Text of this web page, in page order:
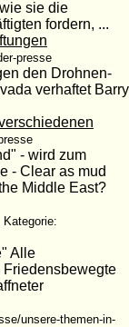
sie die
fordern, ...
presse
den Drohnen-
verhaftet Barry
- wird zum
- Clear as mud
Middle East?
Kategorie:
Alle
unsere-themen-in-